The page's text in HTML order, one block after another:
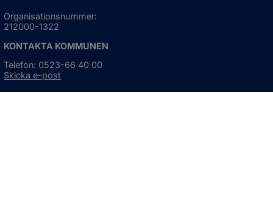
Organisationsnummer:
212000-1322
KONTAKTA KOMMUNEN
Telefon: 0523-66 40 00
Skicka e-post